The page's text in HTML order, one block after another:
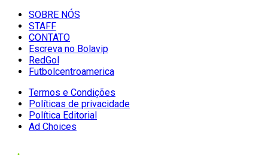
SOBRE NÓS
STAFF
CONTATO
Escreva no Bolavip
RedGol
Futbolcentroamerica
Termos e Condições
Políticas de privacidade
Política Editorial
Ad Choices